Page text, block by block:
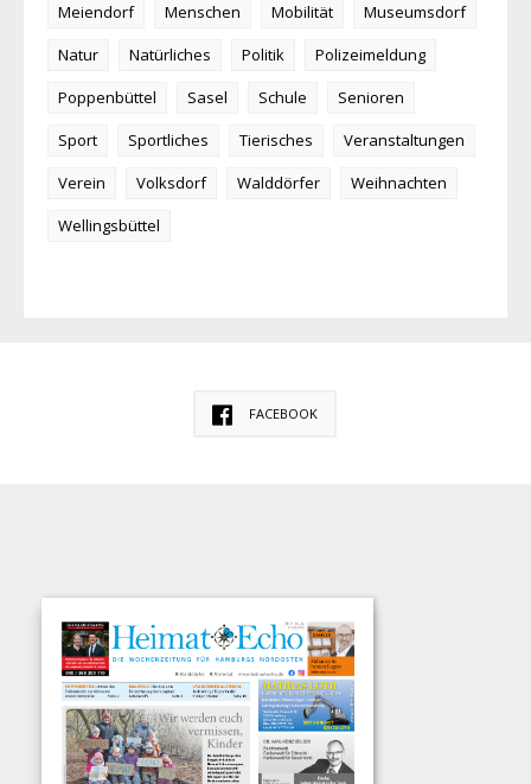
Meiendorf
Menschen Mobilität
Museumsdorf
Natur
Natürliches Politik
Polizeimeldung
Poppenbüttel
Sasel Schule
Senioren
Sport
Sportliches Tierisches
Veranstaltungen
Verein
Volksdorf Walddörfer
Weihnachten
Wellingsbüttel
FACEBOOK